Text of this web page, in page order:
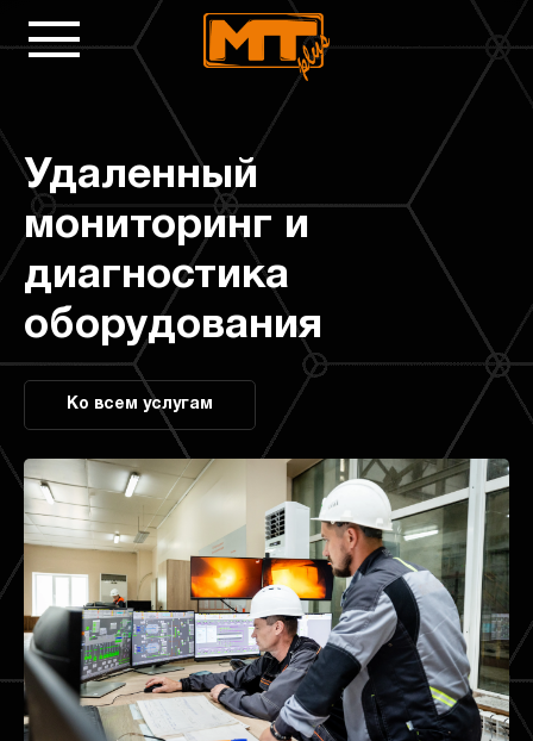
Удаленный
мониторинг и
диагностика
оборудования
Ко всем услугам